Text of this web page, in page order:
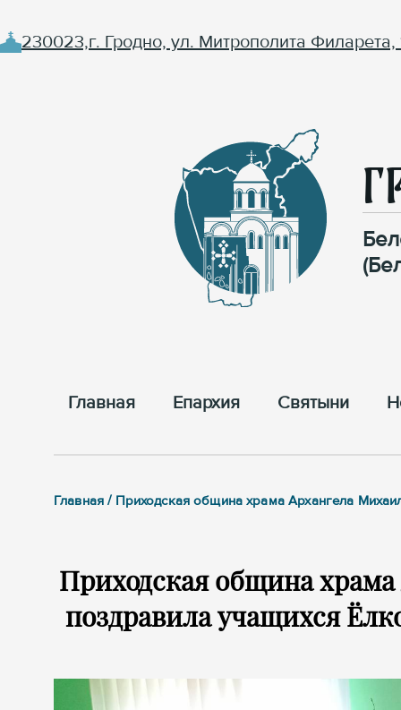
230023,г. Гродно, ул. Митрополита Филарета,
Главная Епархия Cвятыни
Главная / Приходская община храма Архангела
Приходская община
поздравила учащихся